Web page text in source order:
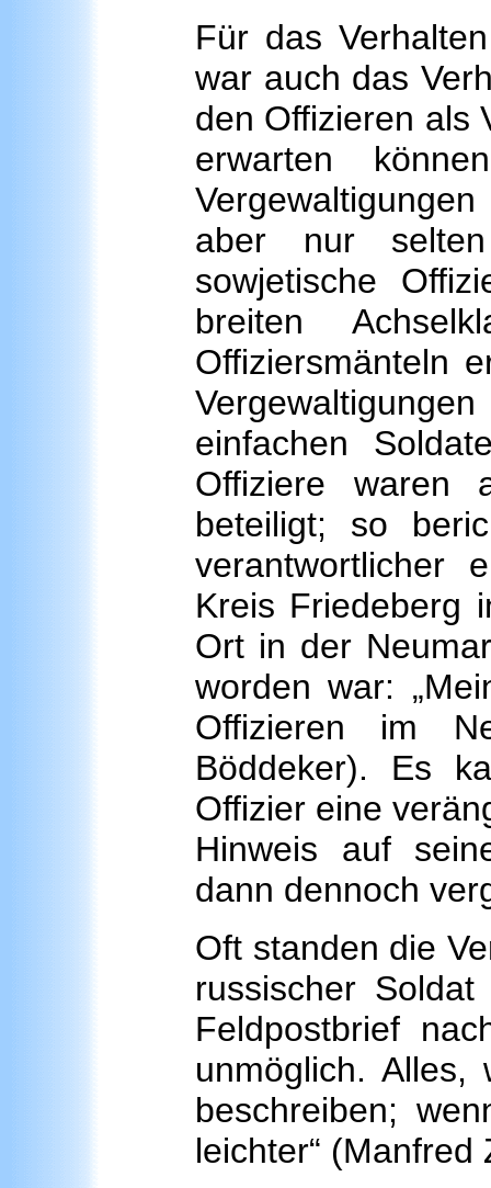
Für das
war auch das
den Offizieren als
erwarten
aber nur
sowjetische
breiten
Offiziersmänteln
einfachen
Offiziere waren
beteiligt; so
verantwortlicher
Kreis Friedeberg
Ort in der
worden war:
Offizieren im
Böddeker). Es
Offizier eine
Hinweis auf
dann dennoch
Oft standen die
russischer
Feldpostbrief
unmöglich.
beschreiben;
leichter“ (Manfred